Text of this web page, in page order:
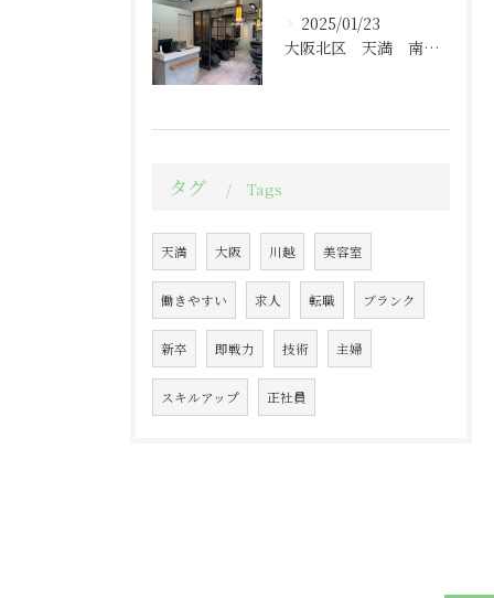
2025/01/23
大阪北区 天満 南森町エリア 美容室求人
タグ Tags
天満 大阪 川越 美容室
働きやすい 求人 転職 ブランク
新卒 即戦力 技術 主婦
スキルアップ 正社員